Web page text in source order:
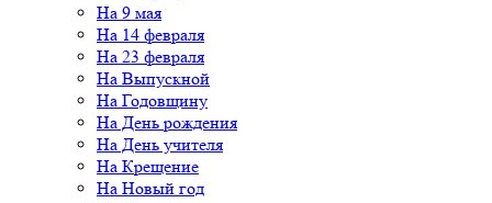
На 9 мая
На 14 февраля
На 23 февраля
На Выпускной
На Годовщину
На День рождения
На День учителя
На Крещение
На Новый год